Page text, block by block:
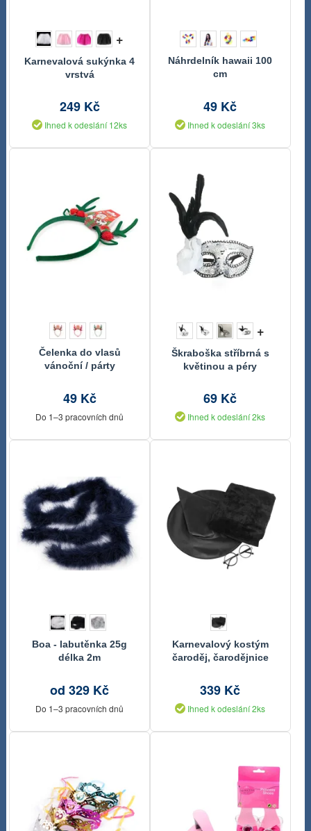
+
Karnevalová sukýnka 4
vrstvá
249 Kč
Ihned k odeslání 12ks
Náhrdelník hawaii 100
cm
49 Kč
Ihned k odeslání 3ks
Čelenka do vlasů
vánoční / párty
49 Kč
Do 1–3 pracovních dnů
+
Škraboška stříbrná s
květinou a péry
69 Kč
Ihned k odeslání 2ks
Boa - labutěnka 25g
délka 2m
od 329 Kč
Do 1–3 pracovních dnů
Karnevalový kostým
čaroděj, čarodějnice
339 Kč
Ihned k odeslání 2ks